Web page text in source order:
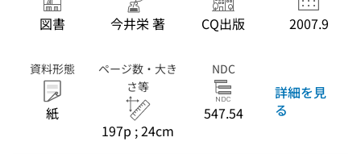
図書 今井栄 著 CQ出版 2007.9
資料形態
紙
ページ数・大き
さ等
197p ; 24cm
NDC
547.54
詳細を見
る